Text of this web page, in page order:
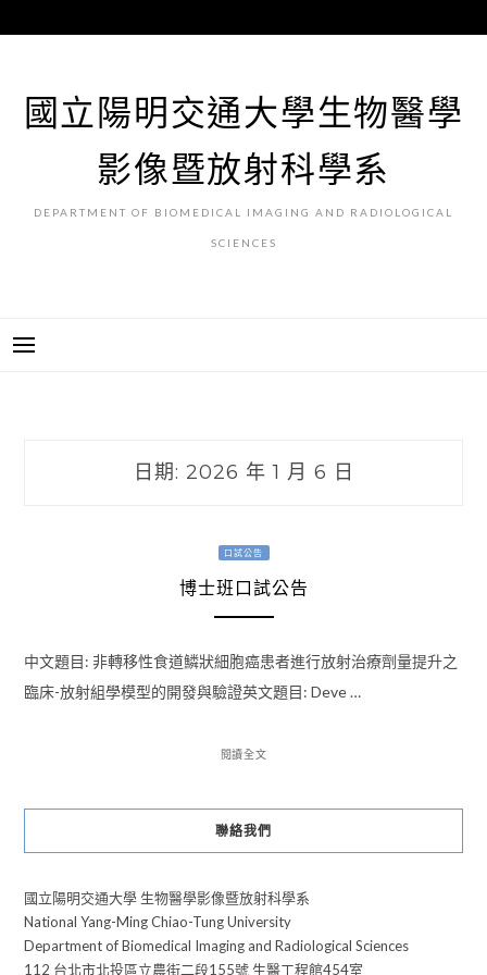
至
國立陽明交通大學生物醫學
影像暨放射科學系
DEPARTMENT OF BIOMEDICAL IMAGING AND RADIOLOGICAL
SCIENCES
日期: 2026 年 1 月 6 日
口試公告
博士班口試公告
中文題目: 非轉移性食道鱗狀細胞癌患者進行放射治療劑量提升之
臨床-放射組學模型的開發與驗證英文題目: Deve …
閱讀全文
聯絡我們
國立陽明交通大學 生物醫學影像暨放射科學系
National Yang-Ming Chiao-Tung University
Department of Biomedical Imaging and Radiological Sciences
112 台北市北投區立農街二段155號 生醫工程館454室